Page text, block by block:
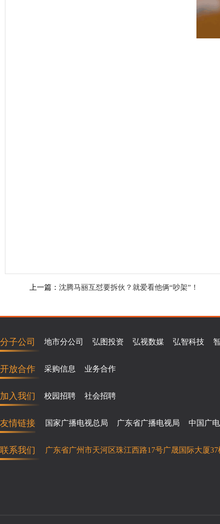
上一篇： 沈腾马丽互怼要拆伙？就爱看他俩“吵架”！
分子公司 地市分公司 弘图投资 弘视数媒 弘智科技
开放合作 采购信息 业务合作
加入我们 校园招聘 社会招聘
友情链接 国家广播电视总局 广东省广播电视局 中国广电
联系我们 广东省广州市天河区珠江西路17号广晟国际大厦37